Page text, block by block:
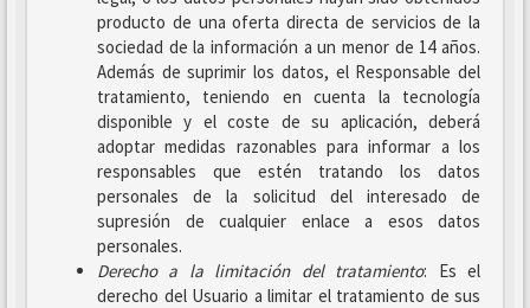
producto de una oferta directa de servicios de la
sociedad de la información a un menor de 14 años.
Además de suprimir los datos, el Responsable del
tratamiento, teniendo en cuenta la tecnología
disponible y el coste de su aplicación, deberá
adoptar medidas razonables para informar a los
responsables que estén tratando los datos
personales de la solicitud del interesado de
supresión de cualquier enlace a esos datos
personales.
Derecho a la limitación del tratamiento: Es el
derecho del Usuario a limitar el tratamiento de sus